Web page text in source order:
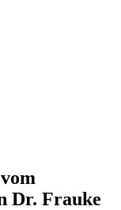
Dr. Frauke